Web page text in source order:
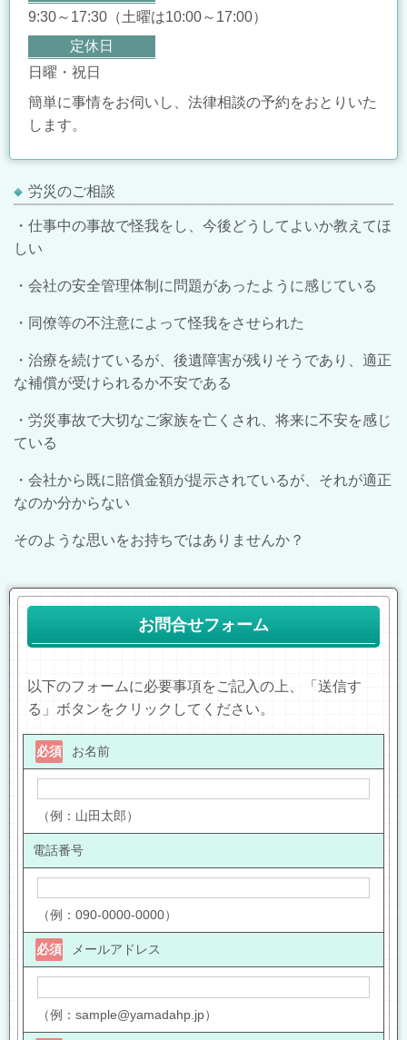
9:30～17:30（土曜は10:00～17:00）
定休日
日曜・祝日
簡単に事情をお伺いし、法律相談の予約をおとりいた
します。
労災のご相談
・仕事中の事故で怪我をし、今後どうしてよいか教えてほ
しい
・会社の安全管理体制に問題があったように感じている
・同僚等の不注意によって怪我をさせられた
・治療を続けているが、後遺障害が残りそうであり、適正
な補償が受けられるか不安である
・労災事故で大切なご家族を亡くされ、将来に不安を感じ
ている
・会社から既に賠償金額が提示されているが、それが適正
なのか分からない
そのような思いをお持ちではありませんか？
お問合せフォーム
以下のフォームに必要事項をご記入の上、「送信す
る」ボタンをクリックしてください。
お名前
必須
（例：山田太郎）
電話番号
（例：090-0000-0000）
メールアドレス
必須
（例：sample@yamadahp.jp）